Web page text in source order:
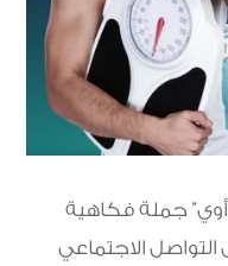
أوي” جملة فكاهية
التواصل الاجتماعي